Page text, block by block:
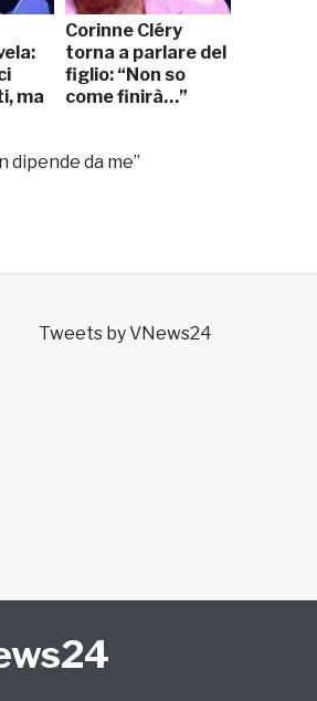
ma
Corinne Cléry
torna a parlare del
figlio: “Non so
come finirà…”
dipende da me”
Tweets by VNews24